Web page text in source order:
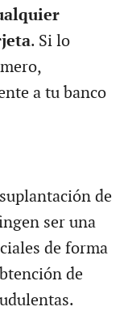
. Si lo
a tu banco
de
ser una
de forma
de